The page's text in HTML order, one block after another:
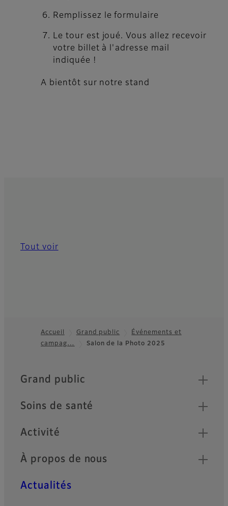
Remplissez le formulaire
Le tour est joué. Vous allez recevoir
votre billet à l'adresse mail
indiquée !
A bientôt sur notre stand
Tout voir
Footer
Accueil Grand public
Événements et
campag…
Salon de la Photo 2025
Quick Links
Grand public
Soins de santé
Activité
À propos de nous
Actualités